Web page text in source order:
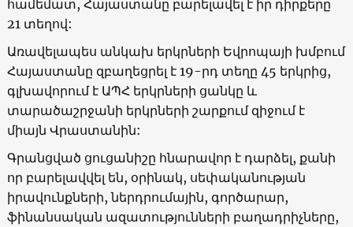
համեմատ, Հայաստանը բարելավել է իր դիրքերը
21 տեղով:
Առավելապես անկախ երկրների Եվրոպայի խմբում
Հայաստանը զբաղեցրել է 19-րդ տեղը 45 երկրից,
գլխավորում է ԱՊՀ երկրների ցանկը և
տարածաշրջանի երկրների շարքում զիջում է
միայն Վրաստանին:
Գրանցված ցուցանիշը հնարավոր է դարձել, քանի
որ բարելավվել են, օրինակ, սեփականության
իրավունքների, ներդրումային, գործարար,
ֆինանսական ազատությունների բաղադրիչները,